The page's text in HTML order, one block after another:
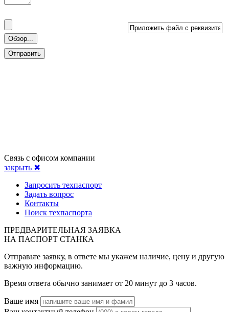
Связь с офисом компании
закрыть ✖
Запросить техпаспорт
Задать вопрос
Контакты
Поиск техпаспорта
ПРЕДВАРИТЕЛЬНАЯ ЗАЯВКА
НА ПАСПОРТ СТАНКА
Отправьте заявку, в ответе мы укажем наличие, цену и другую
важную информацию.
Время ответа обычно занимает от 20 минут до 3 часов.
Ваше имя